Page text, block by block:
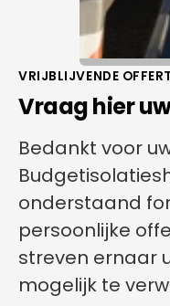
VRIJBLIJVENDE
Vraag hier
Bedankt voor
onderstaand
persoonlijke
streven ernaar
mogelijk te